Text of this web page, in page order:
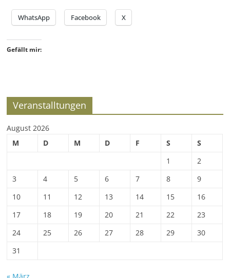
WhatsApp Facebook X
Gefällt mir:
Veranstalltungen
August 2026
M
D M D F S
S
1
2
3
4 5 6 7 8
9
10
11 12 13 14 15
16
17
18 19 20 21 22
23
24
25 26 27 28 29
30
31
« März